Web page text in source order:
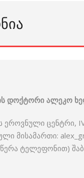
დოქტორი ალეკო
ეროვნული ცენტრი,
მისამართი:
ტელეფონით)